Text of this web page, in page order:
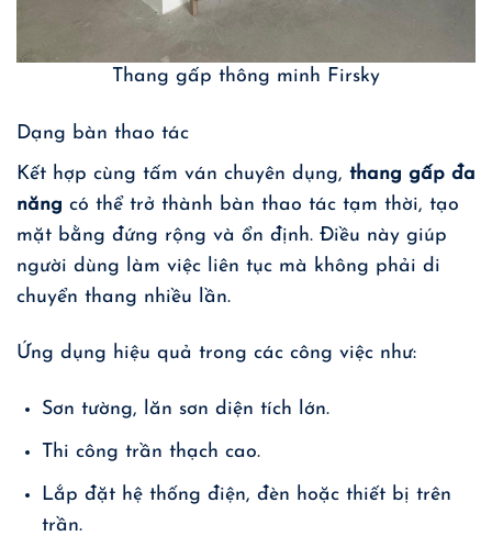
Thang gấp thông minh Firsky
Dạng bàn thao tác
Kết hợp cùng tấm ván chuyên dụng, thang gấp đa
năng có thể trở thành bàn thao tác tạm thời, tạo
mặt bằng đứng rộng và ổn định. Điều này giúp
người dùng làm việc liên tục mà không phải di
chuyển thang nhiều lần.
Ứng dụng hiệu quả trong các công việc như:
Sơn tường, lăn sơn diện tích lớn.
Thi công trần thạch cao.
Lắp đặt hệ thống điện, đèn hoặc thiết bị trên
trần.